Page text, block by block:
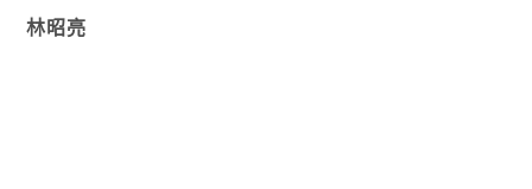
林昭亮